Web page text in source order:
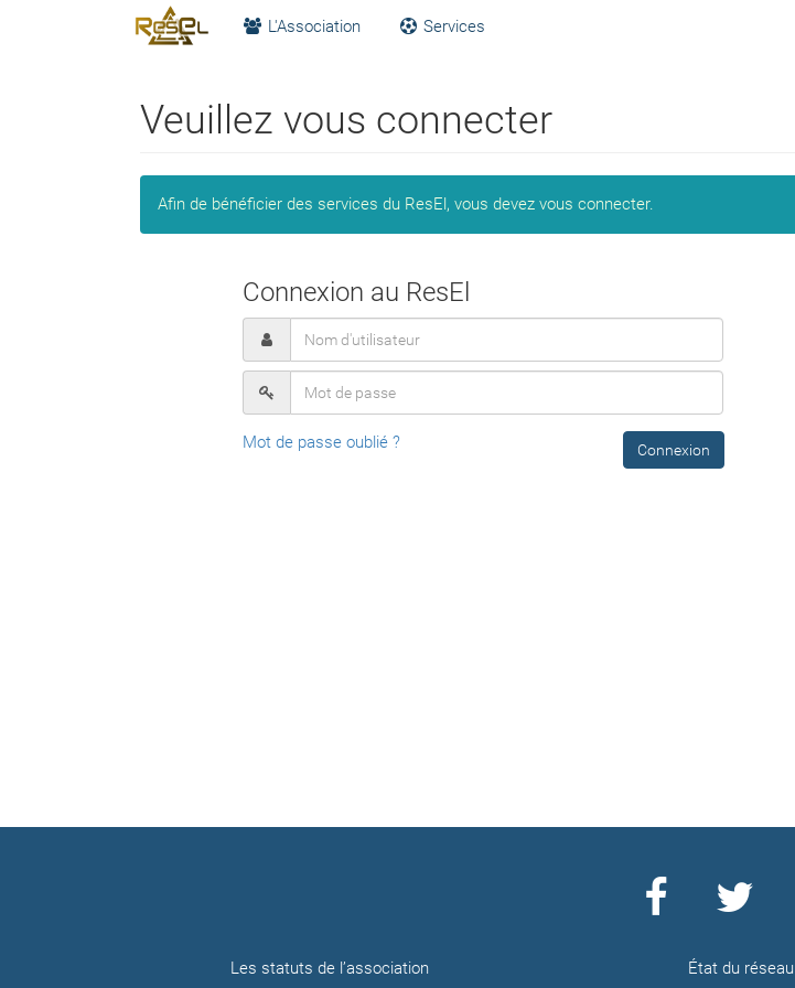
L'Association Services
Veuillez vous connecter
Afin de bénéficier des services du ResEl, vous devez vous connecter.
Connexion au ResEl
Mot de passe oublié ? Connexion
Les statuts de l’association
État du réseau